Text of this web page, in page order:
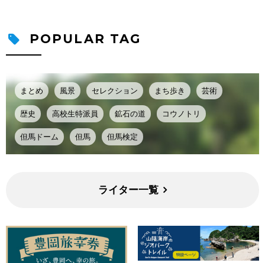
POPULAR TAG
まとめ 風景 セレクション まち歩き 芸術
歴史 高校生特派員 鉱石の道 コウノトリ
但馬ドーム 但馬 但馬検定
ライター一覧